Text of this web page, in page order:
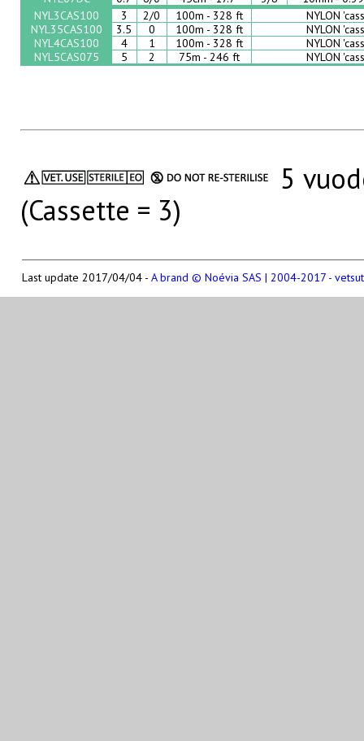
NYL3CAS100
3 2/0 100m - 328 ft
NYLON
NYL35CAS100
3.5 0 100m - 328 ft
NYLON
NYL4CAS100
4 1 100m - 328 ft
NYLON
NYL5CAS075
5 2 75m - 246 ft NYLON
5
(Cassette = 3)
Last update 2017/04/04 - A brand © Noévia SAS | 2004-2017 -